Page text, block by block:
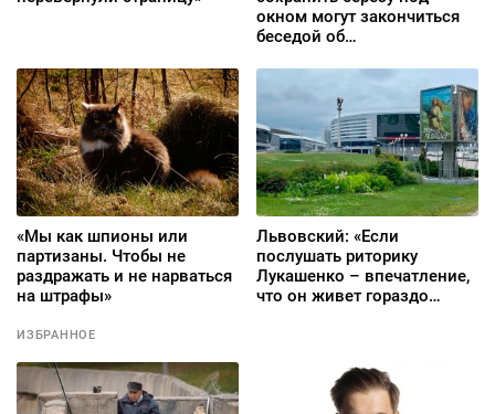
окном могут закончиться
беседой об
деятельности»
«Мы как шпионы или
партизаны. Чтобы не
раздражать и не нарваться
на штрафы»
Львовский: «Если
послушать риторику
Лукашенко – впечатление,
что он живет гораздо
ИЗБРАННОЕ